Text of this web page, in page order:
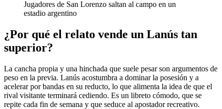
Jugadores de San Lorenzo saltan al campo en un
estadio argentino
¿Por qué el relato vende un Lanús tan
superior?
La cancha propia y una hinchada que suele pesar son argumentos de
peso en la previa. Lanús acostumbra a dominar la posesión y a
acelerar por bandas en su reducto, lo que alimenta la idea de que el
rival visitante terminará cediendo. Es un libreto cómodo, que se
repite cada fin de semana y que seduce al apostador recreativo.